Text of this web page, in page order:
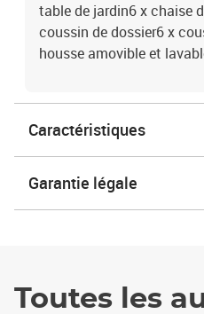
table de jardin6 x chaise
coussin de dossier6 x
housse amovible et
Caractéristiques
Garantie légale
Toutes les